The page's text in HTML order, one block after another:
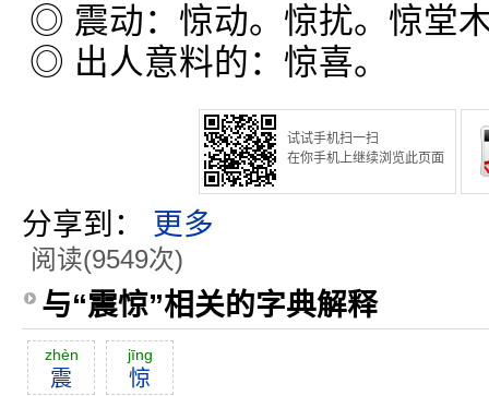
◎ 震动：惊动。惊扰。惊堂
◎ 出人意料的：惊喜。
试试手机扫一扫
在你手机上继续浏览此页面
分享到： 更多
阅读(9549次)
与“震惊”相关的字典解释
zhèn
震
jīng
惊